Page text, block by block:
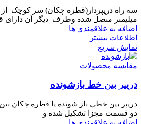
میلیمتر متصل شده وطرف دیگر آن دارای
اضافه به علاقمندی ها
اطلاعات بیشتر
نمایش سریع
مقایسه محصولات
دریپر بین خط بازشونده
دریپر بین خطی باز شونده یا قطره چکان
دو قسمت مجزا تشکیل شده و
اضافه به علاقمندی ها